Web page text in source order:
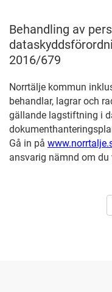
Behandling av
2016/679
Norrtälje kommun
behandlar, lagrar och
gällande lagstiftning i
Gå in på
ansvarig nämnd om du